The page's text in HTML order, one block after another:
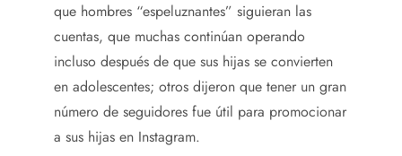
que hombres “espeluznantes” siguieran las
cuentas, que muchas continúan operando
incluso después de que sus hijas se convierten
en adolescentes; otros dijeron que tener un gran
número de seguidores fue útil para promocionar
a sus hijas en Instagram.